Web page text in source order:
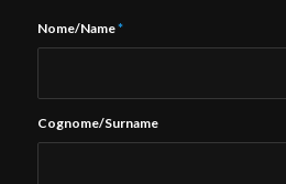
Nome/Name*
Cognome/Surname